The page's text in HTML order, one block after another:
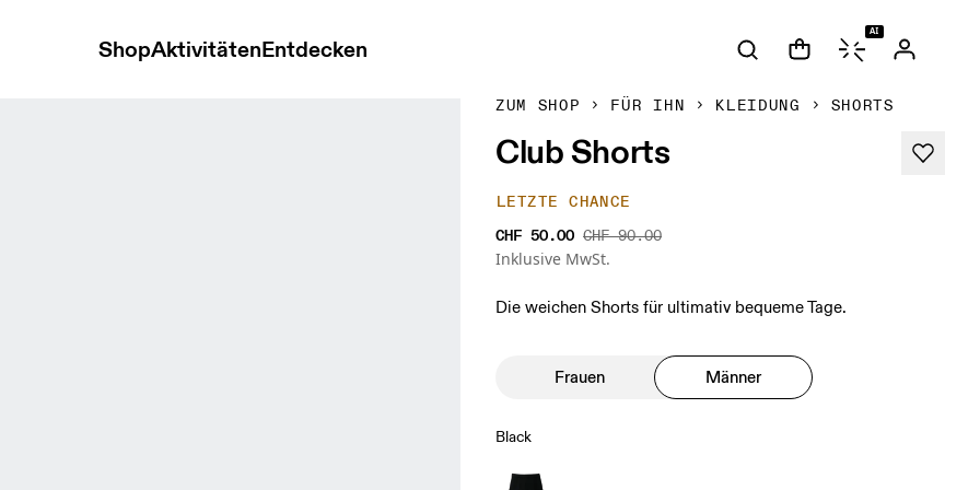
ShopAktivitätenEntdecken
AI
ZUM SHOP FÜR IHN KLEIDUNG SHORTS
Club Shorts
LETZTE CHANCE
CHF 50.00 CHF 90.00
Inklusive MwSt.
Die weichen Shorts für ultimativ bequeme Tage.
Frauen Männer
Black